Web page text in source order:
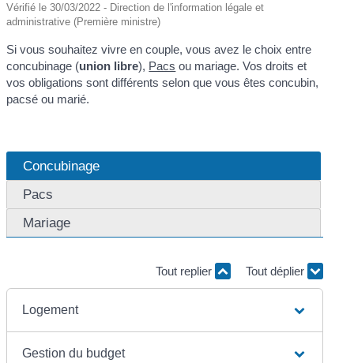
Vérifié le 30/03/2022 - Direction de l'information légale et
administrative (Première ministre)
Si vous souhaitez vivre en couple, vous avez le choix entre
concubinage (union libre), Pacs ou mariage. Vos droits et
vos obligations sont différents selon que vous êtes concubin,
pacsé ou marié.
Concubinage
Pacs
Mariage
Tout replier Tout déplier
Logement
Gestion du budget